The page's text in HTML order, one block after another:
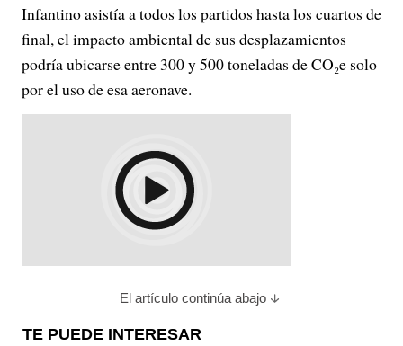
Infantino asistía a todos los partidos hasta los cuartos de
final, el impacto ambiental de sus desplazamientos
podría ubicarse entre 300 y 500 toneladas de CO₂e solo
por el uso de esa aeronave.
El artículo continúa abajo
TE PUEDE INTERESAR